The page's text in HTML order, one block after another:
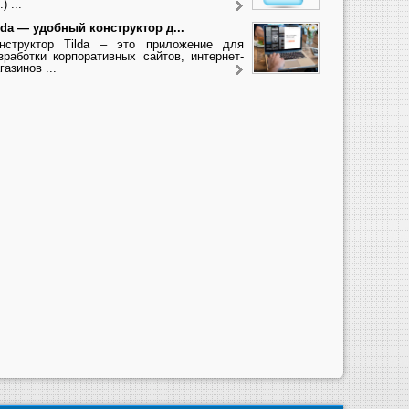
...
— удобный конструктор д...
Tilda – это приложение для
корпоративных сайтов, интернет-
...